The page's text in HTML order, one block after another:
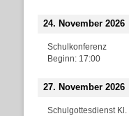
24. November 2026
Schulkonferenz
Beginn: 17:00
27. November 2026
Schulgottesdienst Kl.